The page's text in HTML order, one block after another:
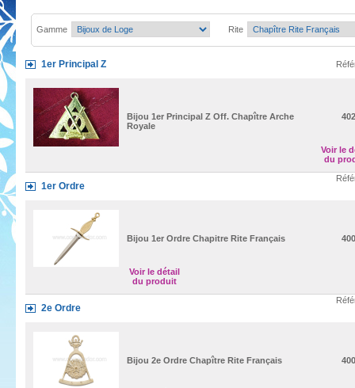
Gamme Rite
1er Principal Z
Bijou 1er Principal Z Off. Chapître Arche
Royale
Voir le
du
1er Ordre
Bijou 1er Ordre Chapitre Rite Français
Voir le détail
du produit
2e Ordre
Bijou 2e Ordre Chapître Rite Français